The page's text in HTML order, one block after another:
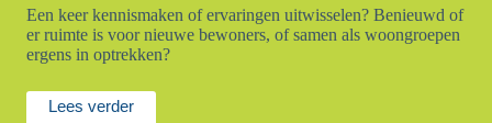
Een keer kennismaken of ervaringen uitwisselen? Benieuwd of
er ruimte is voor nieuwe bewoners, of samen als woongroepen
ergens in optrekken?
Lees verder